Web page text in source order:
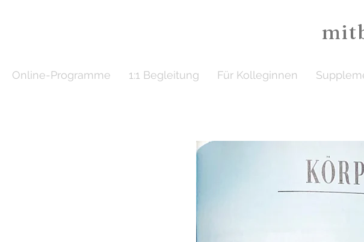
Online-Programme 1:1 Begleitung Für Kolleginnen